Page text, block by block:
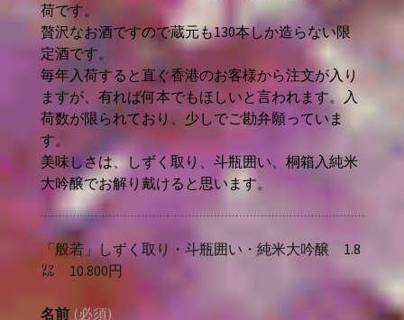
荷です。
贅沢なお酒ですので蔵元も130本しか造らない限
定酒です。
毎年入荷すると直ぐ香港のお客様から注文が入り
ますが、有れば何本でもほしいと言われます。入
荷数が限られており、少しでご勘弁願っていま
す。
美味しさは、しずく取り、斗瓶囲い、桐箱入純米
大吟醸でお解り戴けると思います。
「般若」しずく取り・斗瓶囲い・純米大吟醸 1.8
㍑ 10.800円
名前 (必須)